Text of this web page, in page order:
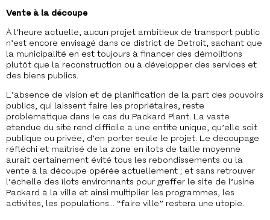
Vente à la découpe
À l’heure actuelle, aucun projet ambitieux de transport public
n’est encore envisagé dans ce district de Detroit, sachant que
la municipalité en est toujours à financer des démolitions
plutôt que la reconstruction ou à développer des services et
des biens publics.
L’absence de vision et de planification de la part des pouvoirs
publics, qui laissent faire les propriétaires, reste
problématique dans le cas du Packard Plant. La vaste
étendue du site rend difficile à une entité unique, qu’elle soit
publique ou privée, d’en porter seule le projet. Le découpage
réfléchi et maîtrisé de la zone en îlots de taille moyenne
aurait certainement évité tous les rebondissements ou la
vente à la découpe opérée actuellement ; et sans retrouver
l’échelle des îlots environnants pour greffer le site de l’usine
Packard à la ville et ainsi multiplier les programmes, les
activités, les populations… “faire ville” restera une utopie.